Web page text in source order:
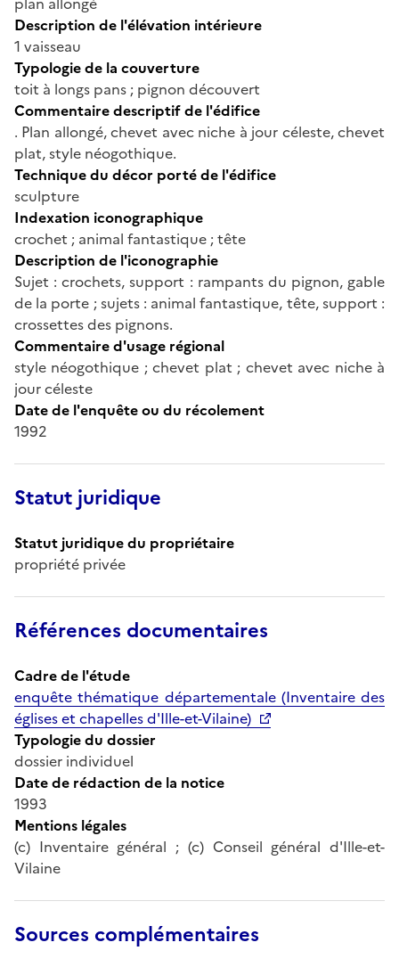
Description de l'élévation intérieure
1 vaisseau
Typologie de la couverture
toit à longs pans ; pignon découvert
Commentaire descriptif de l'édifice
. Plan allongé, chevet avec niche à jour céleste, chevet
plat, style néogothique.
Technique du décor porté de l'édifice
sculpture
Indexation iconographique
crochet ; animal fantastique ; tête
Description de l'iconographie
Sujet : crochets, support : rampants du pignon, gable
de la porte ; sujets : animal fantastique, tête, support :
crossettes des pignons.
Commentaire d'usage régional
style néogothique ; chevet plat ; chevet avec niche à
jour céleste
Date de l'enquête ou du récolement
1992
Statut juridique
Statut juridique du propriétaire
propriété privée
Références documentaires
Cadre de l'étude
enquête thématique départementale (Inventaire des
églises et chapelles d'Ille-et-Vilaine)
Typologie du dossier
dossier individuel
Date de rédaction de la notice
1993
Mentions légales
(c) Inventaire général ; (c) Conseil général d'Ille-et-
Vilaine
Sources complémentaires